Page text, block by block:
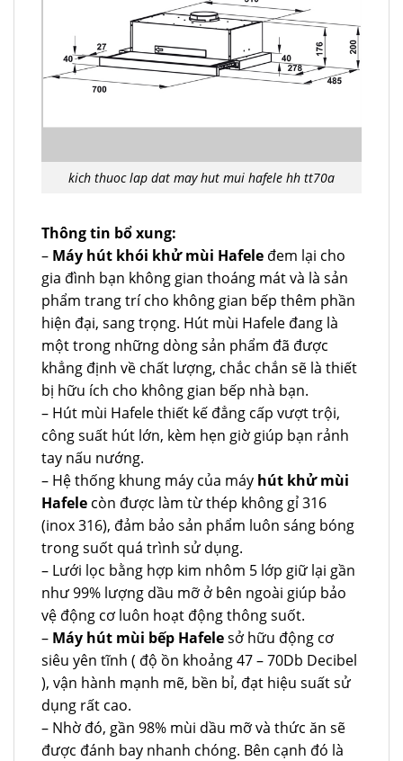
kich thuoc lap dat may hut mui hafele hh tt70a
Thông tin bổ xung:
– Máy hút khói khử mùi Hafele đem lại cho
gia đình bạn không gian thoáng mát và là sản
phẩm trang trí cho không gian bếp thêm phần
hiện đại, sang trọng. Hút mùi Hafele đang là
một trong những dòng sản phẩm đã được
khẳng định về chất lượng, chắc chắn sẽ là thiết
bị hữu ích cho không gian bếp nhà bạn.
– Hút mùi Hafele thiết kế đẳng cấp vượt trội,
công suất hút lớn, kèm hẹn giờ giúp bạn rảnh
tay nấu nướng.
– Hệ thống khung máy của máy hút khử mùi
Hafele còn được làm từ thép không gỉ 316
(inox 316), đảm bảo sản phẩm luôn sáng bóng
trong suốt quá trình sử dụng.
– Lưới lọc bằng hợp kim nhôm 5 lớp giữ lại gần
như 99% lượng dầu mỡ ở bên ngoài giúp bảo
vệ động cơ luôn hoạt động thông suốt.
– Máy hút mùi bếp Hafelesở hữu động cơ
siêu yên tĩnh ( độ ồn khoảng 47 – 70Db Decibel
), vận hành mạnh mẽ, bền bỉ, đạt hiệu suất sử
dụng rất cao.
– Nhờ đó, gần 98% mùi dầu mỡ và thức ăn sẽ
được đánh bay nhanh chóng. Bên cạnh đó là